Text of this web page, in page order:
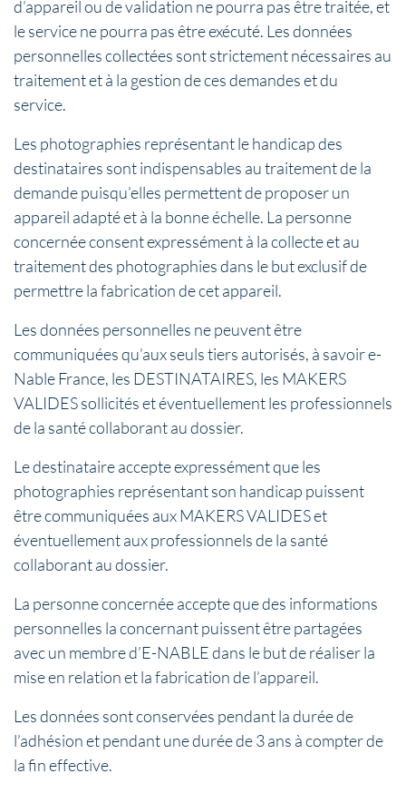
d’appareil ou de validation ne pourra pas être traitée, et
le service ne pourra pas être exécuté. Les données
personnelles collectées sont strictement nécessaires au
traitement et à la gestion de ces demandes et du
service.
Les photographies représentant le handicap des
destinataires sont indispensables au traitement de la
demande puisqu’elles permettent de proposer un
appareil adapté et à la bonne échelle. La personne
concernée consent expressément à la collecte et au
traitement des photographies dans le but exclusif de
permettre la fabrication de cet appareil.
Les données personnelles ne peuvent être
communiquées qu’aux seuls tiers autorisés, à savoir e-
Nable France, les DESTINATAIRES, les MAKERS
VALIDES sollicités et éventuellement les professionnels
de la santé collaborant au dossier.
Le destinataire accepte expressément que les
photographies représentant son handicap puissent
être communiquées aux MAKERS VALIDES et
éventuellement aux professionnels de la santé
collaborant au dossier.
La personne concernée accepte que des informations
personnelles la concernant puissent être partagées
avec un membre d’E-NABLE dans le but de réaliser la
mise en relation et la fabrication de l’appareil.
Les données sont conservées pendant la durée de
l’adhésion et pendant une durée de 3 ans à compter de
la fin effective.